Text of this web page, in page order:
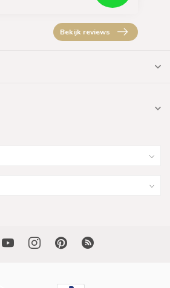
Bekijk reviews